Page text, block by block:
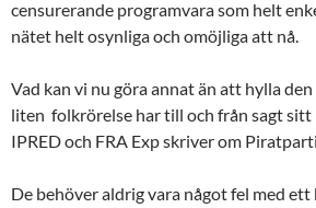
censurerande programvara som helt
nätet helt osynliga och omöjliga att nå.
Vad kan vi nu göra annat än att hylla
liten folkrörelse har till och från sagt sitt
IPRED och FRA Exp skriver om
De behöver aldrig vara något fel med